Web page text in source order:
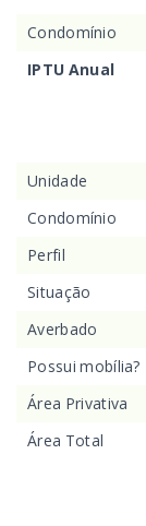
Condomínio
IPTU Anual
Unidade
Condomínio
Perfil
Situação
Averbado
Possui mobília?
Área Privativa
Área Total